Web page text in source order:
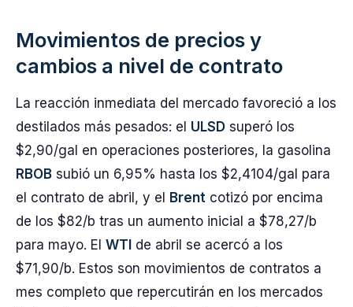
Movimientos de precios y
cambios a nivel de contrato
La reacción inmediata del mercado favoreció a los
destilados más pesados: el ULSD superó los
$2,90/gal en operaciones posteriores, la gasolina
RBOB subió un 6,95% hasta los $2,4104/gal para
el contrato de abril, y el
Brent cotizó por encima
de los $82/b tras un aumento inicial a $78,27/b
para mayo. El WTI de abril se acercó a los
$71,90/b. Estos son movimientos de contratos a
mes completo que repercutirán en los mercados